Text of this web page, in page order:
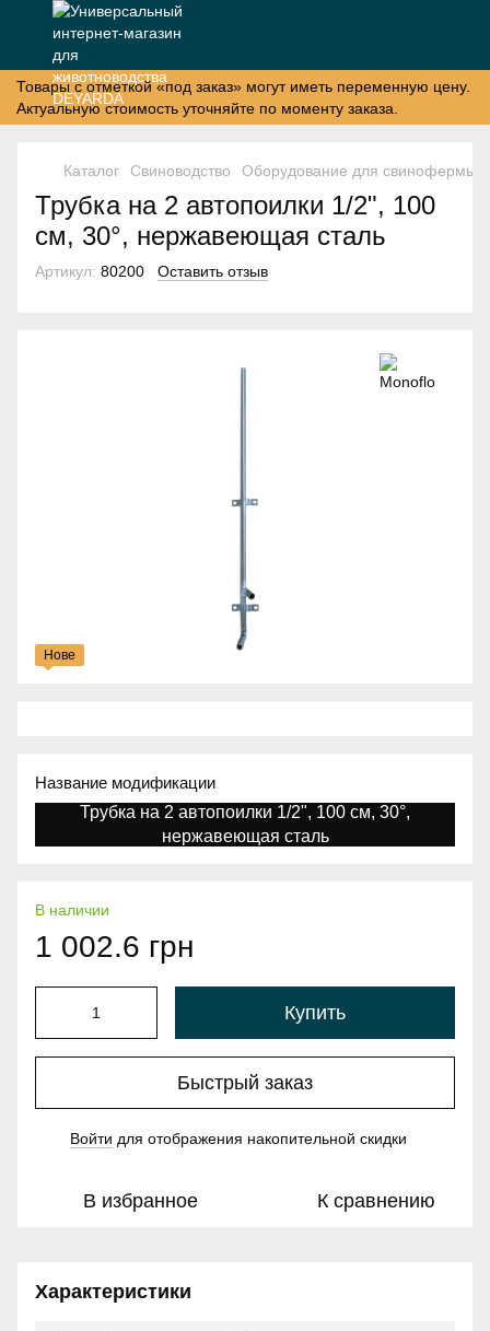
Товары с отметкой «под заказ» могут иметь переменную цену.
Актуальную стоимость уточняйте по моменту заказа.
Каталог Свиноводство Оборудование для свинофермы
Трубка на 2 автопоилки 1/2", 100
см, 30°, нержавеющая сталь
Артикул: 80200 Оставить отзыв
Нове
Название модификации
Трубка на 2 автопоилки 1/2", 100 см, 30°,
нержавеющая сталь
В наличии
1 002.6 грн
Купить
Быстрый заказ
Войти для отображения накопительной скидки
В избранное К сравнению
Характеристики